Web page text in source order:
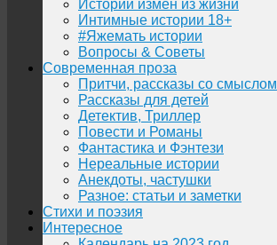
Истории измен из жизни
Интимные истории 18+
#Яжемать истории
Вопросы & Советы
Современная проза
Притчи, рассказы со смыслом
Рассказы для детей
Детектив, Триллер
Повести и Романы
Фантастика и Фэнтези
Нереальные истории
Анекдоты, частушки
Разное: статьи и заметки
Стихи и поэзия
Интересное